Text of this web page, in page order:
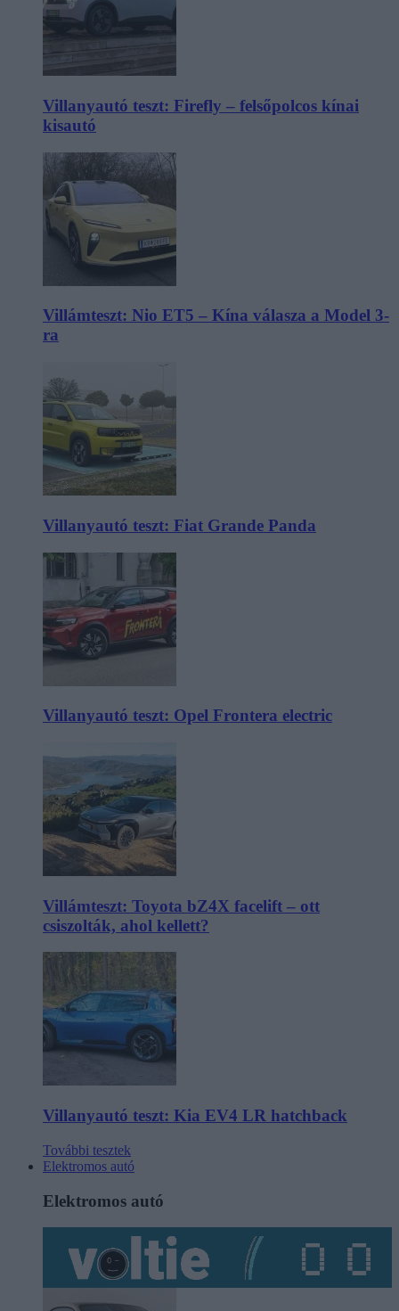
Villanyautó teszt: Firefly – felsőpolcos kínai
kisautó
Villámteszt: Nio ET5 – Kína válasza a Model 3-
ra
Villanyautó teszt: Fiat Grande Panda
Villanyautó teszt: Opel Frontera electric
Villámteszt: Toyota bZ4X facelift – ott
csiszolták, ahol kellett?
Villanyautó teszt: Kia EV4 LR hatchback
További tesztek
Elektromos autó
Elektromos autó